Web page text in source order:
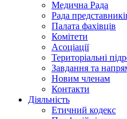
Медична Рада
Рада
Палата фахівців
Комітети
Асоціації
Територіальні
Завдання та
Новим членам
Контакти
Діяльність
Етичний кодекс